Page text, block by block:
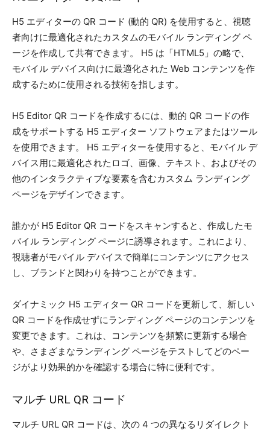
H5 エディターの QR コード (動的 QR) を使用すると、視聴
者向けに最適化されたカスタムのモバイル ランディング ペ
ージを作成して共有できます。 H5 は「HTML5」の略で、
モバイル デバイス向けに最適化された Web コンテンツを作
成するために使用される技術を指します。
H5 Editor QR コードを作成するには、動的 QR コードの作
成をサポートする H5 エディター ソフトウェアまたはツール
を使用できます。 H5 エディターを使用すると、モバイル デ
バイス用に最適化されたロゴ、画像、テキスト、およびその
他のインタラクティブな要素を含むカスタム ランディング
ページをデザインできます。
誰かが H5 Editor QR コードをスキャンすると、作成したモ
バイル ランディング ページに誘導されます。これにより、
視聴者がモバイル デバイスで簡単にコンテンツにアクセス
し、ブランドと関わりを持つことができます。
ダイナミック H5 エディター QR コードを更新して、新しい
QR コードを作成せずにランディング ページのコンテンツを
変更できます。これは、コンテンツを頻繁に更新する場合
や、さまざまなランディング ページをテストしてどのペー
ジがより効果的かを確認する場合に特に便利です。
マルチ URL QR コード
マルチ URL QR コードは、次の 4 つの異なるリダイレクト